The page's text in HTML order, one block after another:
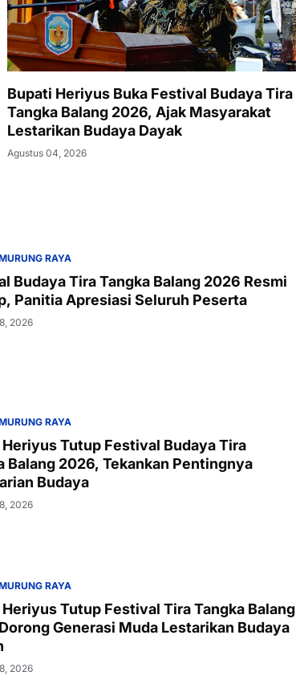
Bupati Heriyus Buka Festival Budaya Tira
Tangka Balang 2026, Ajak Masyarakat
Lestarikan Budaya Dayak
Agustus 04, 2026
RAYA
Budaya Tira Tangka Balang 2026 Resmi
Panitia Apresiasi Seluruh Peserta
2026
RAYA
Tutup Festival Budaya Tira
Balang 2026, Tekankan Pentingnya
Budaya
2026
RAYA
Tutup Festival Tira Tangka Balang
Generasi Muda Lestarikan Budaya
2026